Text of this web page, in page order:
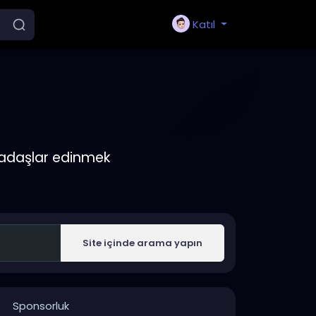
Katıl
edinmek
Site içinde arama yapın
Sponsorluk